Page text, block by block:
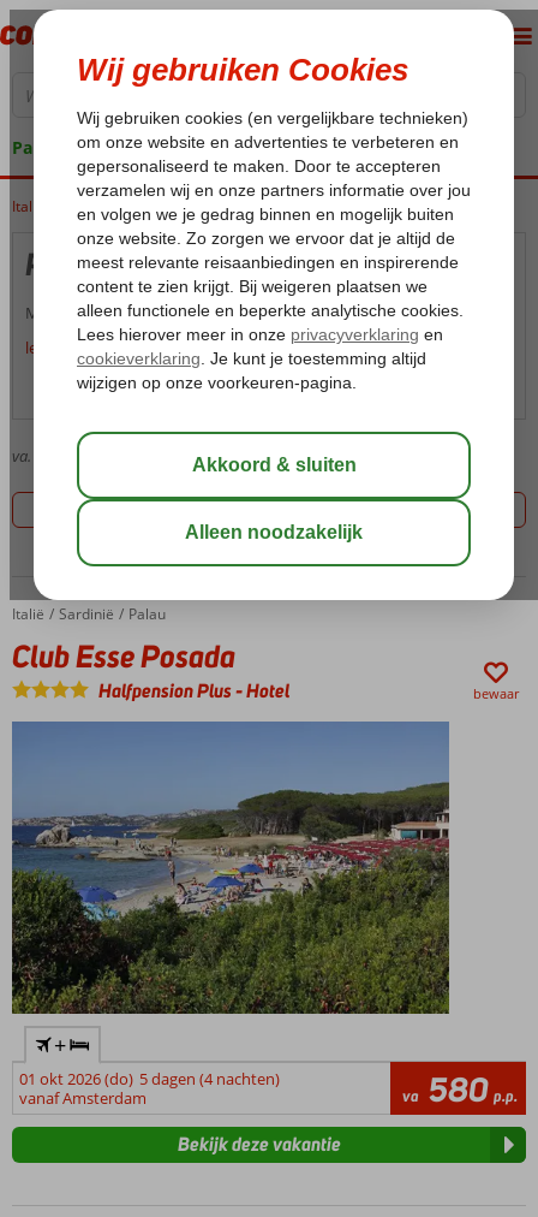
Pakketgarantie
Italië Sardinië Palau
Palau
Meer informatie volgt zo snel mogelijk.
lees meer over Palau
Over Palau
va. Goedkoopste prijs, 1 aanbiedingen
Filter 1 aanbiedingen
Home
Italië Sardinië Palau
Club Esse Posada
Club Esse Posada
Halfpension Plus-Hotel bewaar
+
01 okt 2026 (do) 5 dagen (4 nachten)
vanaf Amsterdam
va 580 p.p.
Bekijk deze vakantie